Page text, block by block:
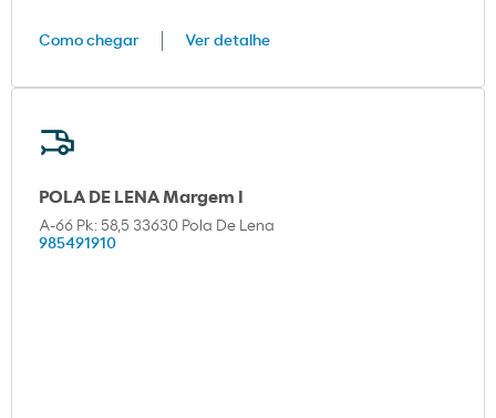
Como chegar Ver detalhe
POLA DE LENA Margem I
A-66 Pk: 58,5 33630 Pola De Lena
985491910